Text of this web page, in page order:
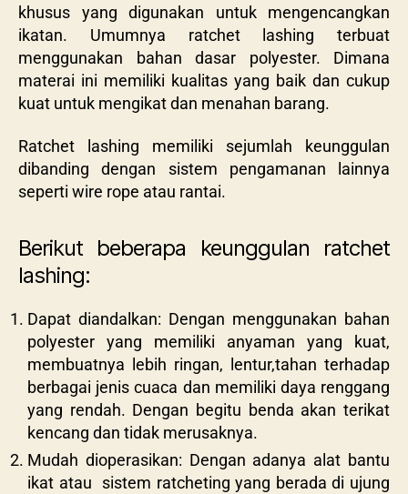
khusus yang digunakan untuk mengencangkan
ikatan. Umumnya ratchet lashing terbuat
menggunakan bahan dasar polyester. Dimana
materai ini memiliki kualitas yang baik dan cukup
kuat untuk mengikat dan menahan barang.
Ratchet lashing memiliki sejumlah keunggulan
dibanding dengan sistem pengamanan lainnya
seperti wire rope atau rantai.
Berikut beberapa keunggulan ratchet
lashing:
Dapat diandalkan: Dengan menggunakan bahan
polyester yang memiliki anyaman yang kuat,
membuatnya lebih ringan, lentur,tahan terhadap
berbagai jenis cuaca dan memiliki daya renggang
yang rendah. Dengan begitu benda akan terikat
kencang dan tidak merusaknya.
Mudah dioperasikan: Dengan adanya alat bantu
ikat atau sistem ratcheting yang berada di ujung